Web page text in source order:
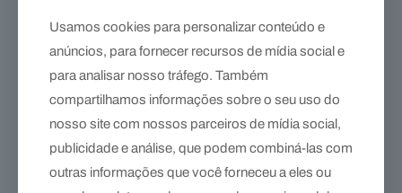
Tenaz Ferradura Mustad – aderência segura em
ferraduras quentes
R$876,89 - R$932,90
preço:
R$876,89
a
Este
tem
várias
variantes.
Usamos cookies para personalizar conteúdo e
anúncios, para fornecer recursos de mídia social e
para analisar nosso tráfego. Também
compartilhamos informações sobre o seu uso do
nosso site com nossos parceiros de mídia social,
publicidade e análise, que podem combiná-las com
outras informações que você forneceu a eles ou